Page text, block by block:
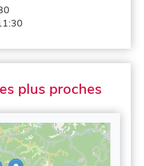
plus proches